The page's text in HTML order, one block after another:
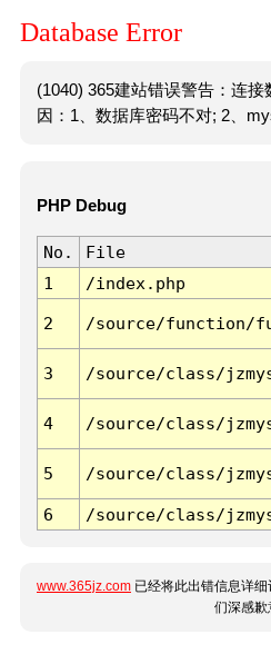
Database Error
(1040) 365建站错误警告：连
因：1、数据库密码不对; 2、
PHP Debug
No. File
1
/index.php
2 /source/function/
3 /source/class/
4 /source/class/
5 /source/class/
6 /source/class/
www.365jz.com 已经将此出错信息详
们深感歉